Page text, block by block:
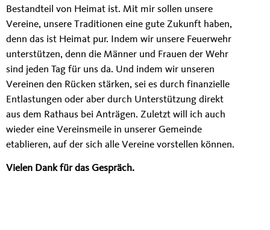
Bestandteil von Heimat ist. Mit mir sollen unsere
Vereine, unsere Traditionen eine gute Zukunft haben,
denn das ist Heimat pur. Indem wir unsere Feuerwehr
unterstützen, denn die Männer und Frauen der Wehr
sind jeden Tag für uns da. Und indem wir unseren
Vereinen den Rücken stärken, sei es durch finanzielle
Entlastungen oder aber durch Unterstützung direkt
aus dem Rathaus bei Anträgen. Zuletzt will ich auch
wieder eine Vereinsmeile in unserer Gemeinde
etablieren, auf der sich alle Vereine vorstellen können.
Vielen Dank für das Gespräch.